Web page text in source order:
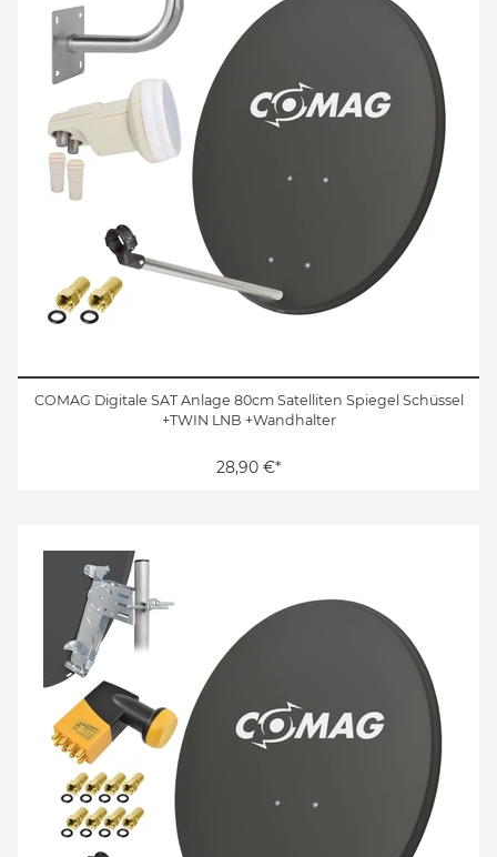
COMAG Digitale SAT Anlage 80cm Satelliten Spiegel Schüssel
+TWIN LNB +Wandhalter
28,90 €*